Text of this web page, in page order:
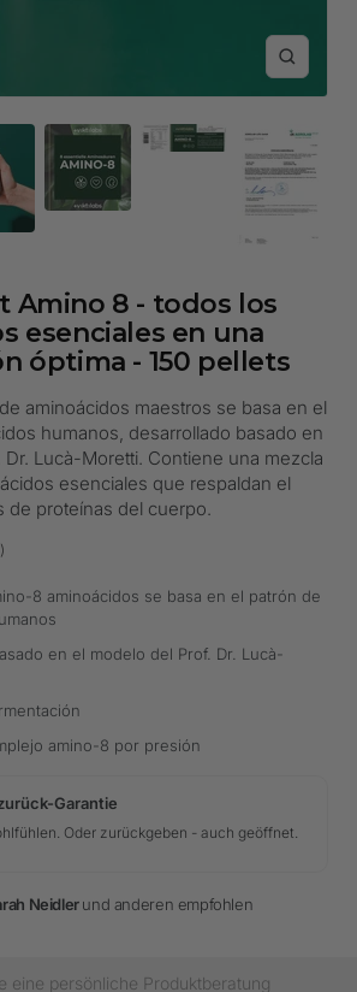
Zoom
Amino 8 - todos los
esenciales en una
óptima - 150 pellets
aminoácidos maestros se basa en el
humanos, desarrollado basado en
Lucà-Moretti. Contiene una mezcla
esenciales que respaldan el
de proteínas del cuerpo.
8 aminoácidos se basa en el patrón de
en el modelo del Prof. Dr. Lucà-
amino-8 por presión
Garantie
Oder zurückgeben - auch geöffnet.
Neidlerund anderen empfohlen
eine persönliche Produktberatung